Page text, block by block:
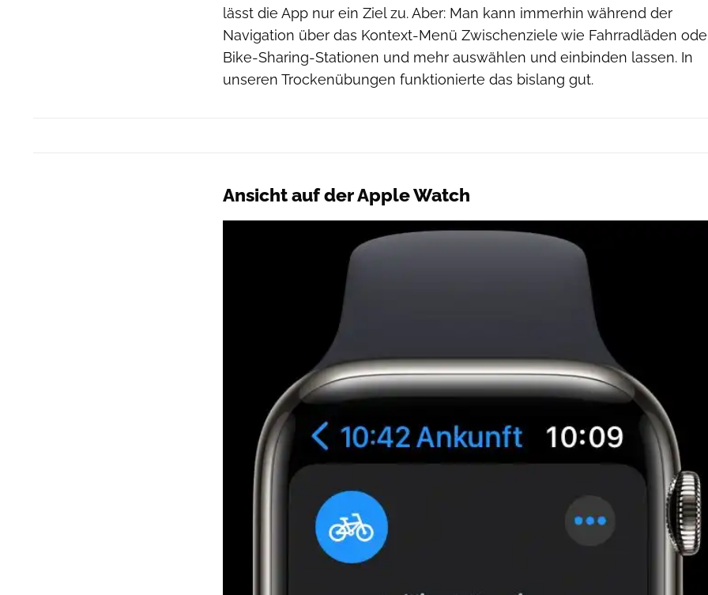
lässt die App nur ein Ziel zu. Aber: Man kann immerhin während der
Navigation über das Kontext-Menü Zwischenziele wie Fahrradläden
Bike-Sharing-Stationen und mehr auswählen und einbinden lassen. In
unseren Trockenübungen funktionierte das bislang gut.
Ansicht auf der Apple Watch